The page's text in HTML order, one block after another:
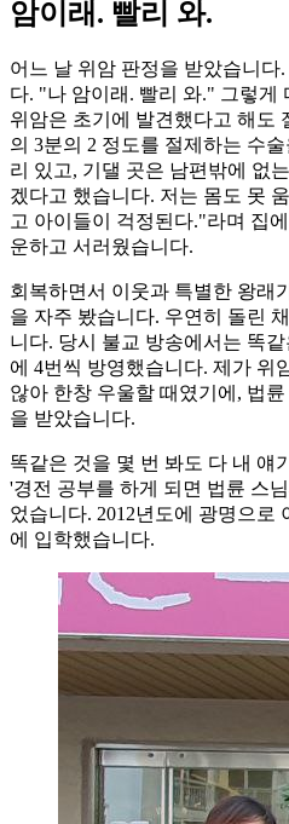
암이래. 빨리 와.
어느 날 위암 판정을 받았습니다
다. "나 암이래. 빨리 와." 그렇게
위암은 초기에 발견했다고 해도
의 3분의 2 정도를 절제하는 수
리 있고, 기댈 곳은 남편밖에 없
겠다고 했습니다. 저는 몸도 못
고 아이들이 걱정된다."라며 집
운하고 서러웠습니다.
회복하면서 이웃과 특별한 왕래
을 자주 봤습니다. 우연히 돌린
니다. 당시 불교 방송에서는 똑
에 4번씩 방영했습니다. 제가 위
않아 한창 우울할 때였기에, 법
을 받았습니다.
똑같은 것을 몇 번 봐도 다 내 얘
'경전 공부를 하게 되면 법륜 스
었습니다. 2012년도에 광명으로
에 입학했습니다.